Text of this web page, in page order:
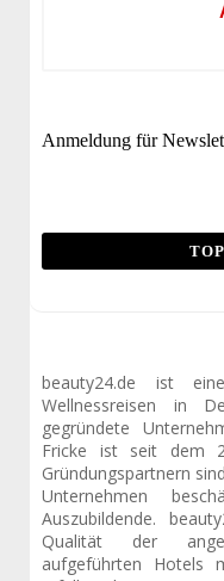
Anmeldung für
beauty24.de ist
Wellnessreisen in
gegründete
Fricke ist seit dem
Gründungspartnern
Unternehmen
Auszubildende.
Qualität der
aufgeführten Hotels